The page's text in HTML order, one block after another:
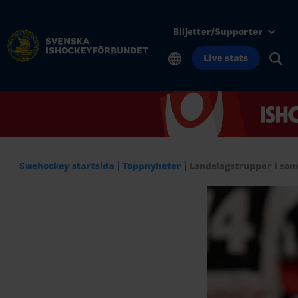
Biljetter/Supporter
Live stats
Swehockey startsida Toppnyheter Landslagstrupper i